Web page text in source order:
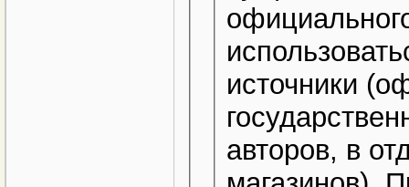
источники
авторов, в